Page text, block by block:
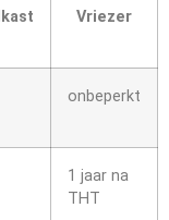
Vriezer
onbeperkt
1 jaar na
THT